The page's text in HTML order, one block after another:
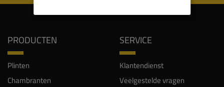
PRODUCTEN
Plinten
Chambranten
SERVICE
Klantendienst
Veelgestelde vragen